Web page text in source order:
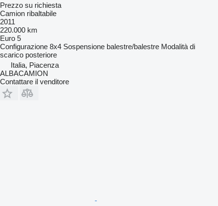
Prezzo su richiesta
Camion ribaltabile
2011
220.000 km
Euro 5
Configurazione 8x4 Sospensione balestre/balestre Modalità di
scarico posteriore
Italia, Piacenza
ALBACAMION
Contattare il venditore